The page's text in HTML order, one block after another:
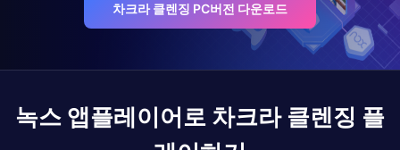
차크라 클렌징 PC버전 다운로드
녹스 앱플레이어로 차크라 클렌징 플